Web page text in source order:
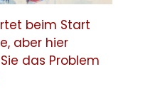
beim Start
aber hier
das Problem